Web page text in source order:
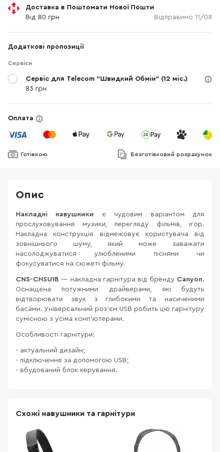
Доставка в Поштомати Нової Пошти
Від 80 грн
Відправимо 11/08
Додаткові пропозиції
Сервіси
Сервіс для Telecom "Швидкий Обмін" (12 міс.)
83 грн
Оплата
Готівкою Безготівковий розрахунок
Опис
Накладні навушники
є чудовим варіантом для
прослуховування музики, перегляду фільмів, ігор.
Накладна конструкція відмежовує користувача від
зовнішнього шуму, який може заважати
насолоджуватися улюбленими піснями чи
фокусуватися на сюжеті фільму.
CNS-CHSU1B— накладна гарнітура від бренду Canyon.
Оснащена потужними драйверами, які будуть
відтворювати звук з глибокими та насиченими
басами. Універсальний роз'єм USB робить цю гарнітуру
сумісною з усіма комп'ютерами.
Особливості гарнітури:
- актуальний дизайн;
- підключення за допомогою USB;
- вбудований блок керування.
Схожі навушники та гарнітури